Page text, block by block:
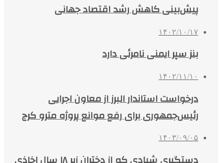
پیش‌بینی کاهش رشد اقتصاد جهانی
۱۴۰۲/۱۰/۱۷
بنز سپر ایمنی نامرئی دارد
۱۴۰۲/۱۱/۱۰
درخواست استاندار البرز از معاون اجرایی
رئیس‌جمهوری برای رفع موانع پروژه مترو کرج
۱۴۰۳/۰۹/۰۵